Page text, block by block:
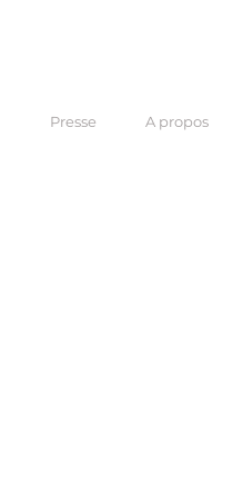
Presse A propos